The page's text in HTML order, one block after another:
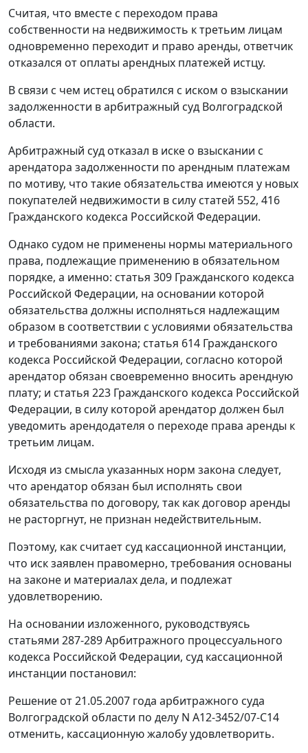
Считая, что вместе с переходом права
собственности на недвижимость к третьим лицам
одновременно переходит и право аренды, ответчик
отказался от оплаты арендных платежей истцу.
В связи с чем истец обратился с иском о взыскании
задолженности в арбитражный суд Волгоградской
области.
Арбитражный суд отказал в иске о взыскании с
арендатора задолженности по арендным платежам
по мотиву, что такие обязательства имеются у новых
покупателей недвижимости в силу статей 552, 416
Гражданского кодекса Российской Федерации.
Однако судом не применены нормы материального
права, подлежащие применению в обязательном
порядке, а именно: статья 309 Гражданского кодекса
Российской Федерации, на основании которой
обязательства должны исполняться надлежащим
образом в соответствии с условиями обязательства
и требованиями закона; статья 614 Гражданского
кодекса Российской Федерации, согласно которой
арендатор обязан своевременно вносить арендную
плату; и статья 223 Гражданского кодекса Российской
Федерации, в силу которой арендатор должен был
уведомить арендодателя о переходе права аренды к
третьим лицам.
Исходя из смысла указанных норм закона следует,
что арендатор обязан был исполнять свои
обязательства по договору, так как договор аренды
не расторгнут, не признан недействительным.
Поэтому, как считает суд кассационной инстанции,
что иск заявлен правомерно, требования основаны
на законе и материалах дела, и подлежат
удовлетворению.
На основании изложенного, руководствуясь
статьями 287-289 Арбитражного процессуального
кодекса Российской Федерации, суд кассационной
инстанции постановил:
Решение от 21.05.2007 года арбитражного суда
Волгоградской области по делу N А12-3452/07-С14
отменить, кассационную жалобу удовлетворить.